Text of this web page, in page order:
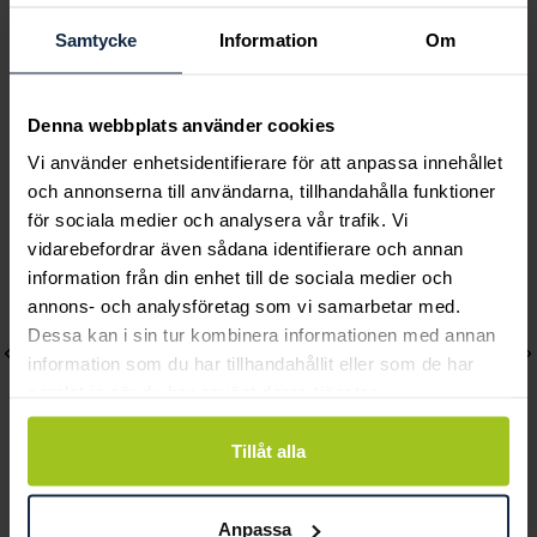
Samtycke Information Om
Denna webbplats använder cookies
Vi använder enhetsidentifierare för att anpassa innehållet
och annonserna till användarna, tillhandahålla funktioner
för sociala medier och analysera vår trafik. Vi
vidarebefordrar även sådana identifierare och annan
information från din enhet till de sociala medier och
annons- och analysföretag som vi samarbetar med.
Dessa kan i sin tur kombinera informationen med annan
information som du har tillhandahållit eller som de har
Tillåt alla
Anpassa
Andra köpte också